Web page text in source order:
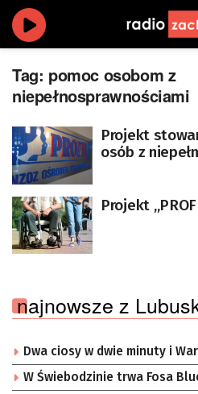
Tag: pomoc osobom z
niepełnosprawnościami
Projekt
osób z
Projekt
najnowsze z
Dwa ciosy w dwie minuty i
W Świebodzinie trwa Fosa